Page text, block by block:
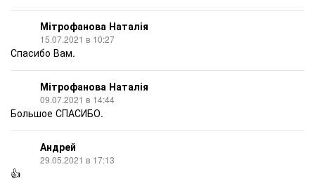
Мітрофанова Наталія
15.07.2021 в 10:27
Спасибо Вам.
Мітрофанова Наталія
09.07.2021 в 14:44
Большое СПАСИБО.
Андрей
29.05.2021 в 17:13
👍